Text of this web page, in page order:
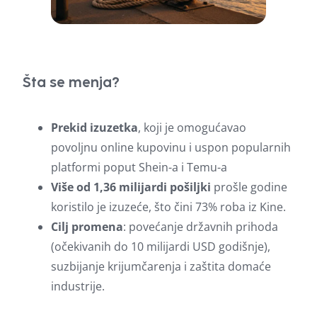
Šta se menja?
Prekid izuzetka, koji je omogućavao
povoljnu online kupovinu i uspon popularnih
platformi poput Shein-a i Temu-a
Više od 1,36 milijardi pošiljki prošle godine
koristilo je izuzeće, što čini 73% roba iz Kine.
Cilj promena: povećanje državnih prihoda
(očekivanih do 10 milijardi USD godišnje),
suzbijanje krijumčarenja i zaštita domaće
industrije.